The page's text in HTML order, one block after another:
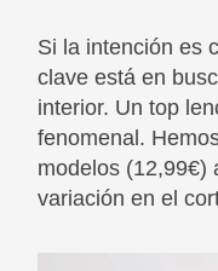
Si la intención es
clave está en
interior. Un top
fenomenal.
modelos (12,99€)
variación en el